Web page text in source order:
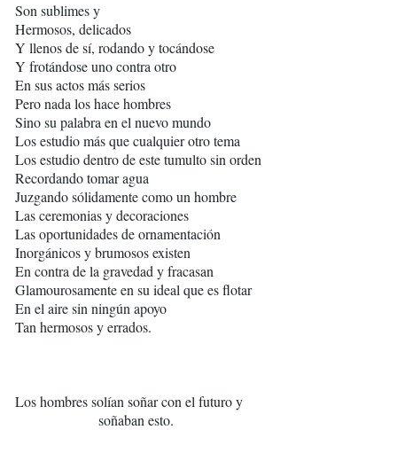
Son sublimes y
Hermosos, delicados
Y llenos de sí, rodando y tocándose
Y frotándose uno contra otro
En sus actos más serios
Pero nada los hace hombres
Sino su palabra en el nuevo mundo
Los estudio más que cualquier otro tema
Los estudio dentro de este tumulto sin orden
Recordando tomar agua
Juzgando sólidamente como un hombre
Las ceremonias y decoraciones
Las oportunidades de ornamentación
Inorgánicos y brumosos existen
En contra de la gravedad y fracasan
Glamourosamente en su ideal que es flotar
En el aire sin ningún apoyo
Tan hermosos y errados.
Los hombres solían soñar con el futuro y
soñaban esto.